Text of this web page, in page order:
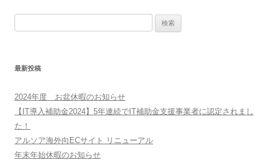
最新投稿
2024年度 お盆休暇のお知らせ
【IT導入補助金2024】5年連続でIT補助金支援事業者に認定されまし
た！
アルソア海外向ECサイト リニューアル
年末年始休暇のお知らせ